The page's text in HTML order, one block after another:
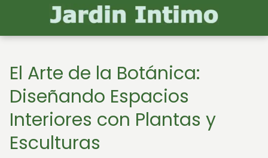
El Arte de la Botánica:
Diseñando Espacios
Interiores con Plantas y
Esculturas